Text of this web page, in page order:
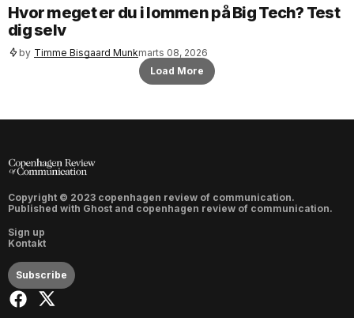
Hvor meget er du i lommen på Big Tech? Test
dig selv
by Timme Bisgaard Munkmarts 08, 2026
Load More
Copyright © 2023 copenhagen review of communication.
Published with Ghost and copenhagen review of communication.
Sign up
Kontakt
Subscribe